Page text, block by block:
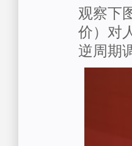
观察下
价）对
逆周期